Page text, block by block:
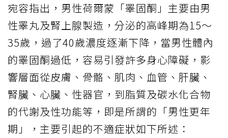
宛容指出，男性荷爾蒙「睪固酮」主要由男
性睪丸及腎上腺製造，分泌的高峰期為15～
35歲，過了40歲濃度逐漸下降，當男性體內
的睪固酮過低，容易引發許多身心障礙，影
響層面從皮膚、骨骼、肌肉、血管、肝臟、
腎臟、心臟、性器官，到脂質及碳水化合物
的代謝及性功能等，即是所謂的「男性更年
期」，主要引起的不適症狀如下所述：